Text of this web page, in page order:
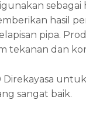
hasil
pipa.
tekanan dan
Direkayasa
sangat baik.